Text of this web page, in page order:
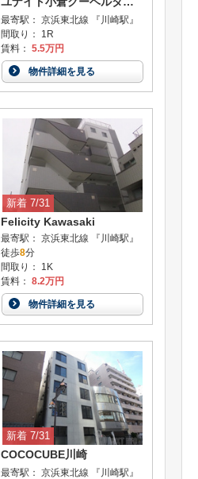
最寄駅： 京浜東北線 『川崎駅』
間取り： 1R
賃料： 5.5万円
物件詳細を見る
新着 7/31
Felicity Kawasaki
最寄駅： 京浜東北線 『川崎駅』
徒歩8分
間取り： 1K
賃料： 8.2万円
物件詳細を見る
新着 7/31
COCOCUBE川崎
最寄駅： 京浜東北線 『川崎駅』